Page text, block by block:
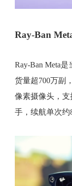
Ray-Ban
Ray‑Ban Meta
货量超700万副
像素摄像头，
手，续航单次约